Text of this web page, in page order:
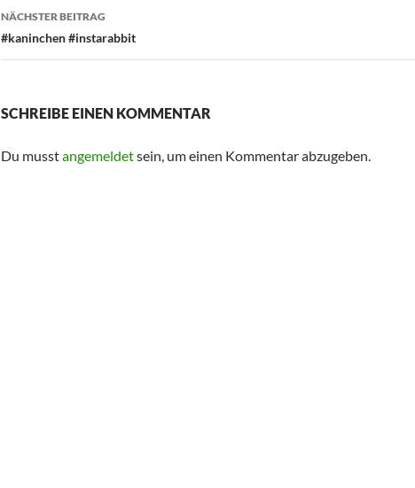
NÄCHSTER BEITRAG
#kaninchen #instarabbit
SCHREIBE EINEN KOMMENTAR
Du musstangemeldetsein, um einen Kommentar abzugeben.